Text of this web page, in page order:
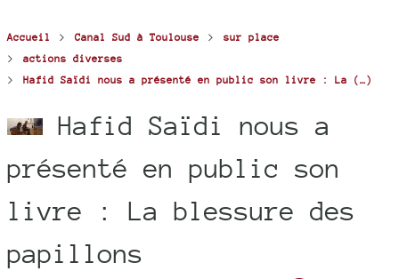
Accueil > Canal Sud à Toulouse > sur place
> actions diverses
> Hafid Saïdi nous a présenté en public son livre : La (…)
Hafid Saïdi nous a
présenté en public son
livre : La blessure des
papillons